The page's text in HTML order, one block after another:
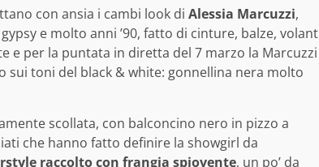
con ansia i cambi look di Alessia Marcuzzi,
e molto anni ’90, fatto di cinture, balze, volant
e per la puntata in diretta del 7 marzo la Marcuzzi
sui toni del black & white: gonnellina nera molto
scollata, con balconcino nero in pizzo a
che hanno fatto definire la showgirl da
raccolto con frangia spiovente, un po’ da